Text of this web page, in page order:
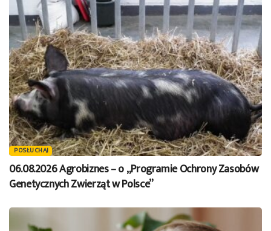
POSŁUCHAJ
06.08.2026 Agrobiznes – o „Programie Ochrony Zasobów
Genetycznych Zwierząt w Polsce”